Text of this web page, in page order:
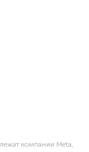
компании Meta,